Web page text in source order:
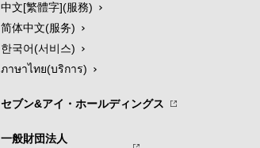
中文[繁體字](服務)
简体中文(服务)
한국어(서비스)
ภาษาไทย(บริการ)
セブン&アイ・ホールディングス
一般財団法人